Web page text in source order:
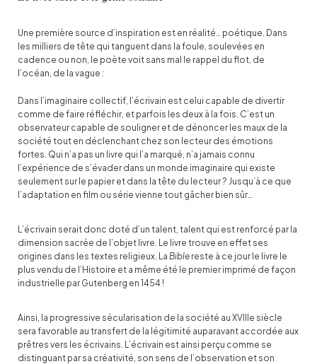
Une première source d’inspiration est en réalité… poétique. Dans
les milliers de tête qui tanguent dans la foule, soulevées en
cadence ou non, le poète voit sans mal le rappel du flot, de
l’océan, de la vague :
Dans l’imaginaire collectif, l’écrivain est celui capable de divertir
comme de faire réfléchir, et parfois les deux à la fois. C’est un
observateur capable de souligner et de dénoncer les maux de la
société tout en déclenchant chez son lecteur des émotions
fortes. Qui n’a pas un livre qui l’a marqué, n’a jamais connu
l’expérience de s’évader dans un monde imaginaire qui existe
seulement sur le papier et dans la tête du lecteur ? Jusqu’à ce que
l’adaptation en film ou série vienne tout gâcher bien sûr…
L’écrivain serait donc doté d’un talent, talent qui est renforcé par la
dimension sacrée de l’objet livre. Le livre trouve en effet ses
origines dans les textes religieux. La Bible reste à ce jour le livre le
plus vendu de l’Histoire et a même été le premier imprimé de façon
industrielle par Gutenberg en 1454 !
Ainsi, la progressive sécularisation de la société au XVIIIe siècle
sera favorable au transfert de la légitimité auparavant accordée aux
prêtres vers les écrivains. L’écrivain est ainsi perçu comme se
distinguant par sa créativité, son sens de l’observation et son